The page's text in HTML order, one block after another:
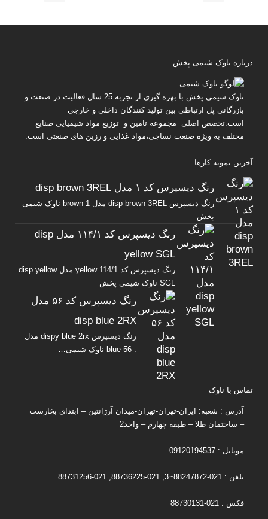
درباره ناوک شیمی پخش
ناوک شیمی پخش
با بهره گیری از تجربه 25 سال فعالیت در صنعت و
بازرگانی پل ارتباطی بین تولید کنندگان داخلی و خارجی
است.تخصص اصلی مجموعه تامین و توزیع مواد شیمیایی صنایع
مختلف به ویژه صنعت نساجی،مواد غذایی و رزین های صنعتی است.
آخرین نمونه کارها
رنگ دیسپرس کد ۱ مدل disp brown 3REL
رنگ دیسپرس disp brown 3REL مدل brown 1 ناوک شیمی
پخش
رنگ دیسپرس کد ۱۱۴/۱ مدل disp
yellow SGL
رنگ دیسپرس کد yellow 114/1 مدل disp yellow
SGL ناوک شیمی پخش
رنگ دیسپرس کد ۵۶ مدل
disp blue 2RX
رنگ دیسپرس dispy blue 2rx مدل
: blue 56 ناوک شیمی…
تماس با ناوک
آدرس : شعبه: ایران-تهران-تهران-میدان آرژانتین – ابتدای بخارست
– ساختمان طلا – طبقه چهارم – واحد2
موبایل : 09120194537
تلفن : 021-88247872~3, 021-88736225, 021-88731256
فکس : 021-88730131